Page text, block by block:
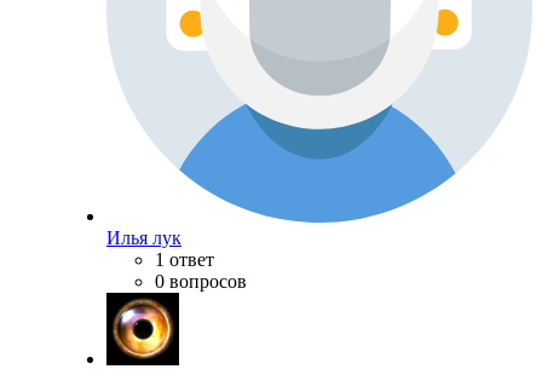
Илья лук
1 ответ
0 вопросов